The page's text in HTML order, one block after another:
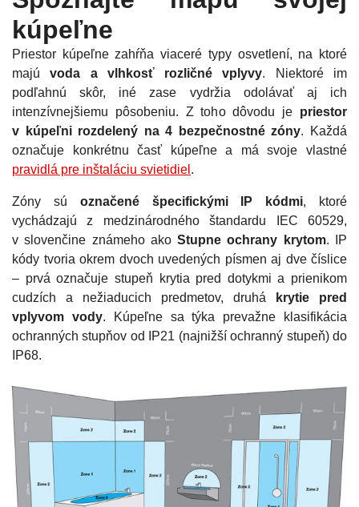
kúpeľne
Priestor kúpeľne zahŕňa viaceré typy osvetlení, na ktoré
majúvoda a vlhkosť rozličné vplyvy. Niektoré im
podľahnú skôr, iné zase vydržia odolávať aj ich
intenzívnejšiemu pôsobeniu. Z toho dôvodu je priestor
v kúpeľni rozdelený na 4 bezpečnostné zóny. Každá
označuje konkrétnu časť kúpeľne a má svoje vlastné
pravidlá pre inštaláciu svietidiel .
Zóny sú označené špecifickými IP kódmi, ktoré
vychádzajú z medzinárodného štandardu IEC 60529,
v slovenčine známeho akoStupne ochrany krytom. IP
kódy tvoria okrem dvoch uvedených písmen aj dve číslice
– prvá označuje stupeň krytia pred dotykmi a prienikom
cudzích a nežiaducich predmetov, druhá
krytie pred
vplyvom vody. Kúpeľne sa týka prevažne klasifikácia
ochranných stupňov od IP21 (najnižší ochranný stupeň) do
IP68.